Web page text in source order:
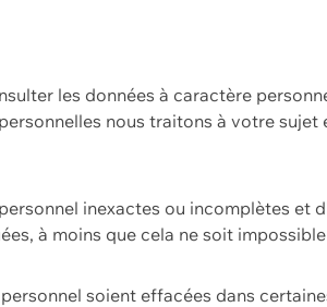
les données à caractère
nous traitons à votre
inexactes ou incomplètes et
à moins que cela ne soit
soient effacées dans